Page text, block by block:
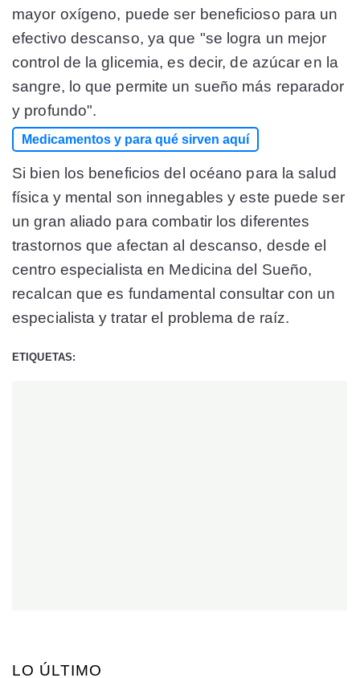
mayor oxígeno, puede ser beneficioso para un
efectivo descanso, ya que "se logra un mejor
control de la glicemia, es decir, de azúcar en la
sangre, lo que permite un sueño más reparador
y profundo".
Medicamentos y para qué sirven aquí
Si bien los beneficios del océano para la salud
física y mental son innegables y este puede ser
un gran aliado para combatir los diferentes
trastornos que afectan al descanso, desde el
centro especialista en Medicina del Sueño,
recalcan que es fundamental consultar con un
especialista y tratar el problema de raíz.
ETIQUETAS:
LO ÚLTIMO